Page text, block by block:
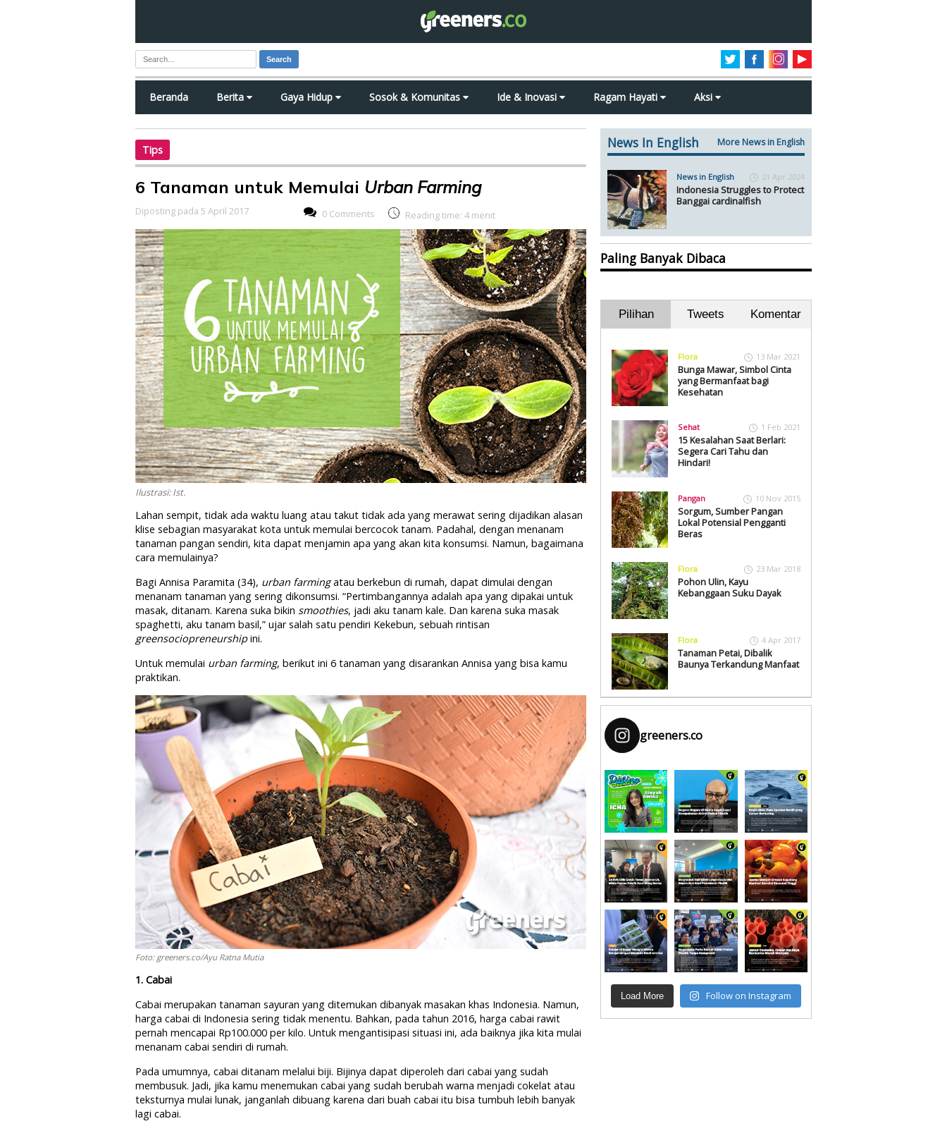
Search
Beranda Berita Gaya Hidup Sosok & Komunitas Ide & Inovasi Ragam Hayati Aksi
Tips
6 Tanaman untuk Memulai Urban Farming
Diposting pada 5 April 2017 0 Comments Reading time: 4 menit
Ilustrasi: Ist.
Lahan sempit, tidak ada waktu luang atau takut tidak ada yang merawat sering dijadikan alasan
klise sebagian masyarakat kota untuk memulai bercocok tanam. Padahal, dengan menanam
tanaman pangan sendiri, kita dapat menjamin apa yang akan kita konsumsi. Namun, bagaimana
cara memulainya?
Bagi Annisa Paramita (34), urban farmingatau berkebun di rumah, dapat dimulai dengan
menanam tanaman yang sering dikonsumsi. “Pertimbangannya adalah apa yang dipakai untuk
masak, ditanam. Karena suka bikin smoothies, jadi aku tanam kale. Dan karena suka masak
spaghetti, aku tanam basil,” ujar salah satu pendiri Kekebun, sebuah rintisan
greensociopreneurshipini.
Untuk memulai urban farming, berikut ini 6 tanaman yang disarankan Annisa yang bisa kamu
praktikan.
Foto: greeners.co/Ayu Ratna Mutia
1. Cabai
Cabai merupakan tanaman sayuran yang ditemukan dibanyak masakan khas Indonesia. Namun,
harga cabai di Indonesia sering tidak menentu. Bahkan, pada tahun 2016, harga cabai rawit
pernah mencapai Rp100.000 per kilo. Untuk mengantisipasi situasi ini, ada baiknya jika kita mulai
menanam cabai sendiri di rumah.
Pada umumnya, cabai ditanam melalui biji. Bijinya dapat diperoleh dari cabai yang sudah
membusuk. Jadi, jika kamu menemukan cabai yang sudah berubah warna menjadi cokelat atau
teksturnya mulai lunak, janganlah dibuang karena dari buah cabai itu bisa tumbuh lebih banyak
lagi cabai.
News In English More News in English
News in English 21 Apr 2024
Indonesia Struggles to Protect
Banggai cardinalfish
Paling Banyak Dibaca
Pilihan Tweets Komentar
Flora 13 Mar 2021
Bunga Mawar, Simbol Cinta
yang Bermanfaat bagi
Kesehatan
Sehat 1 Feb 2021
15 Kesalahan Saat Berlari:
Segera Cari Tahu dan
Hindari!
Pangan 10 Nov 2015
Sorgum, Sumber Pangan
Lokal Potensial Pengganti
Beras
Flora 23 Mar 2018
Pohon Ulin, Kayu
Kebanggaan Suku Dayak
Flora 4 Apr 2017
Tanaman Petai, Dibalik
Baunya Terkandung Manfaat
greeners.co
Load More Follow on Instagram